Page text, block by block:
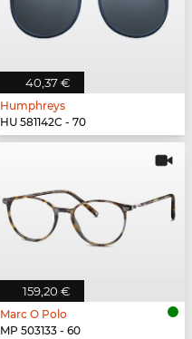
40,37 €
Humphreys
HU 581142C - 70
159,20 €
Marc O Polo
MP 503133 - 60